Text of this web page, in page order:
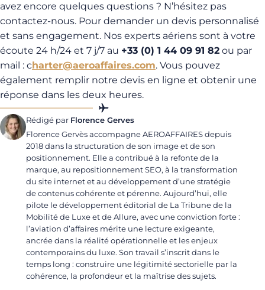
avez encore quelques questions ? N’hésitez pas
contactez-nous. Pour demander un devis personnalisé
et sans engagement. Nos experts aériens sont à votre
écoute 24 h/24 et 7 j/7 au +33 (0) 1 44 09 91 82 ou par
mail : charter@aeroaffaires.com. Vous pouvez
également remplir notre devis en ligne et obtenir une
réponse dans les deux heures.
Rédigé par Florence Gerves
Florence Gervès accompagne AEROAFFAIRES depuis
2018 dans la structuration de son image et de son
positionnement. Elle a contribué à la refonte de la
marque, au repositionnement SEO, à la transformation
du site internet et au développement d’une stratégie
de contenus cohérente et pérenne. Aujourd’hui, elle
pilote le développement éditorial de La Tribune de la
Mobilité de Luxe et de Allure, avec une conviction forte :
l’aviation d’affaires mérite une lecture exigeante,
ancrée dans la réalité opérationnelle et les enjeux
contemporains du luxe. Son travail s’inscrit dans le
temps long : construire une légitimité sectorielle par la
cohérence, la profondeur et la maîtrise des sujets.